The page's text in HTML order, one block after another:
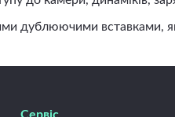
дублюючими вставками,